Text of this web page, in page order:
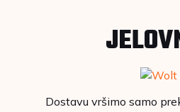
Dostavu vršimo samo